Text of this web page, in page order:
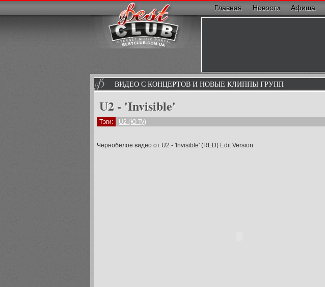
Главная Новости Афиша
ВИДЕО С КОНЦЕРТОВ И НОВЫЕ КЛИППЫ ГРУПП
U2 - 'Invisible'
Тэги: U2 (Ю Ту)
Чернобелое видео от U2 - 'Invisible' (RED) Edit Version